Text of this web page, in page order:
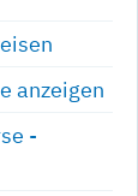
anzeigen
-